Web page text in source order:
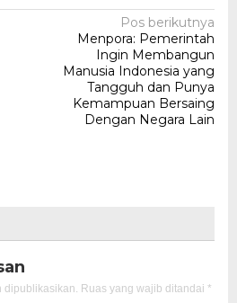
Pos berikutnya
Menpora: Pemerintah
Ingin Membangun
Manusia Indonesia yang
Tangguh dan Punya
Kemampuan Bersaing
Dengan Negara Lain
dipublikasikan. Ruas yang wajib ditandai *